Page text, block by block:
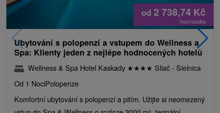
od 2 738,74 Kč
/noc/osoba
Ubytování s polopenzí a vstupem do Wellness a
Spa: Klienty jeden z nejlépe hodnocených hotelů
Wellness & Spa Hotel Kaskady ★★★★ Sliač - Sielnica
Od 1 NociPolopenze
Komfortní ubytování s polopenzí a pitím. Užijte si neomezený